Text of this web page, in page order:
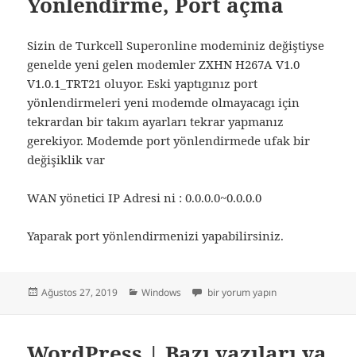
Sizin de Turkcell Superonline modeminiz değiştiyse
genelde yeni gelen modemler ZXHN H267A V1.0
V1.0.1_TRT21 oluyor. Eski yaptıgınız port
yönlendirmeleri yeni modemde olmayacagı için
tekrardan bir takım ayarları tekrar yapmanız
gerekiyor. Modemde port yönlendirmede ufak bir
değişiklik var
WAN yönetici IP Adresi ni : 0.0.0.0~0.0.0.0
Yaparak port yönlendirmenizi yapabilirsiniz.
Yayın
Ağustos 27, 2019 Kategoriler
Windows ZXHN H267A V1.0
bir yorum yapın